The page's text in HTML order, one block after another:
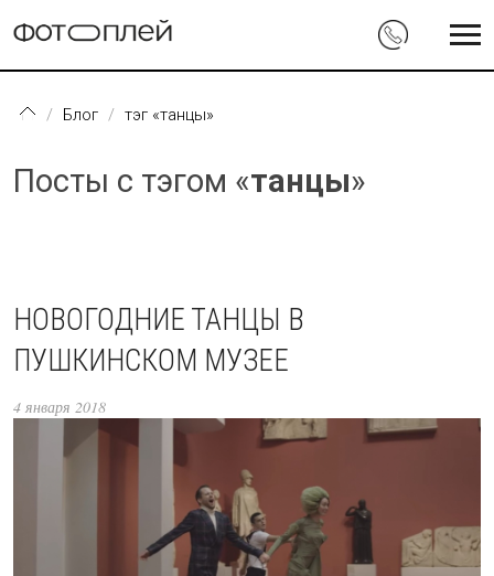
Блог тэг «танцы»
Посты с тэгом «танцы»
НОВОГОДНИЕ ТАНЦЫ В
ПУШКИНСКОМ МУЗЕЕ
4 января 2018